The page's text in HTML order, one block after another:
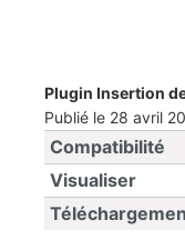
Plugin Insertion
Publié le 28 avril
Compatibilité
Visualiser